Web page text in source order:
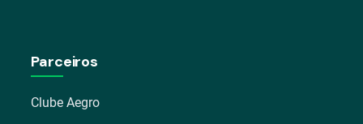
Parceiros
Clube Aegro